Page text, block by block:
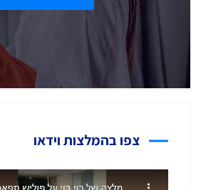
צפו בהמלצות וידאו